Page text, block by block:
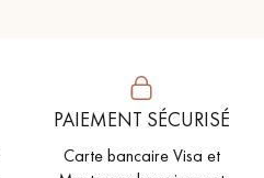
PAIEMENT SÉCURISÉ
Carte bancaire Visa et